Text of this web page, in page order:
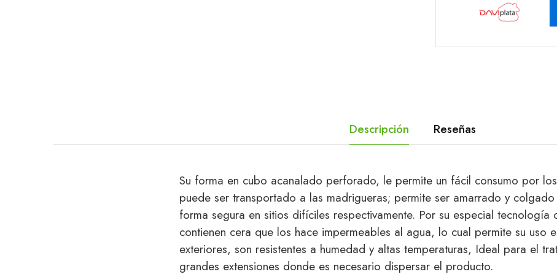
Descripción Reseñas
Su forma en cubo acanalado perforado, le permite un fácil consumo por
puede ser transportado a las madrigueras; permite ser amarrado y
forma segura en sitios difíciles respectivamente. Por su especial tecnología
contienen cera que los hace impermeables al agua, lo cual permite su uso
exteriores, son resistentes a humedad y altas temperaturas, Ideal para el
grandes extensiones donde es necesario dispersar el producto.